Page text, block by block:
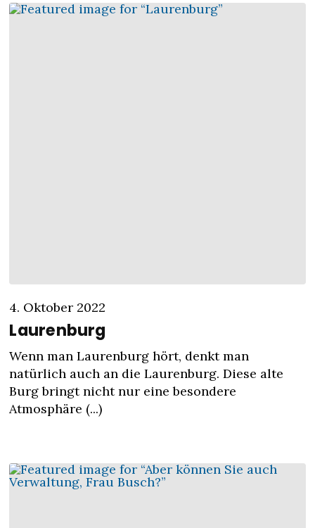
4. Oktober 2022
Laurenburg
Wenn man Laurenburg hört, denkt man
natürlich auch an die Laurenburg. Diese alte
Burg bringt nicht nur eine besondere
Atmosphäre (...)